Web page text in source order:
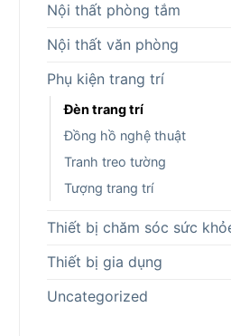
Nội thất phòng tắm
Nội thất văn phòng
Phụ kiện trang trí
Đèn trang trí
Đồng hồ nghệ thuật
Tranh treo tường
Tượng trang trí
Thiết bị chăm sóc sức
Thiết bị gia dụng
Uncategorized